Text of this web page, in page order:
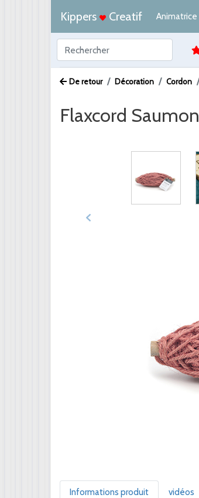
Kippers Creatif Animatrice
De retour Décoration Cordon
Flaxcord Saumon
Informations produit vidéos